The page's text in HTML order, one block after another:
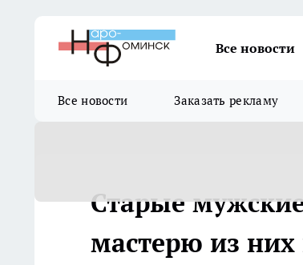
Все новости
Все новости Заказать рекламу
Старые
мастерю из